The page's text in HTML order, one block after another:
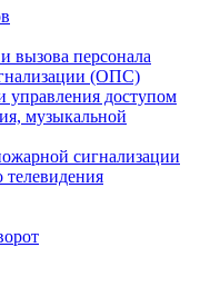
вызова персонала
(ОПС)
управления доступом
музыкальной
сигнализации
телевидения